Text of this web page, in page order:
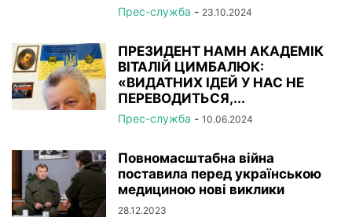
Прес-служба - 23.10.2024
ПРЕЗИДЕНТ НАМН АКАДЕМІК
ВІТАЛІЙ ЦИМБАЛЮК:
«ВИДАТНИХ ІДЕЙ У НАС НЕ
ПЕРЕВОДИТЬСЯ,...
Прес-служба - 10.06.2024
Повномасштабна війна
поставила перед українською
медициною нові виклики
28.12.2023